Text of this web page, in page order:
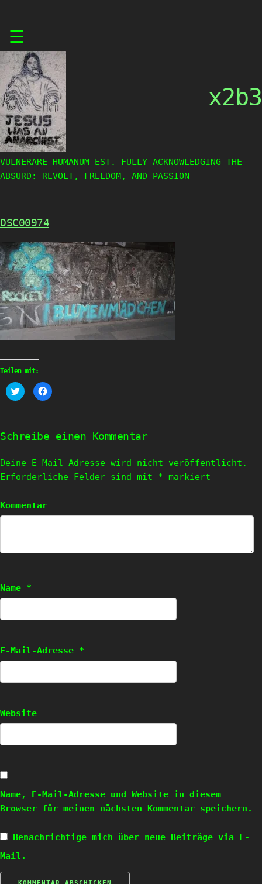
content
☰
x2b3
VULNERARE HUMANUM EST. FULLY ACKNOWLEDGING THE
ABSURD: REVOLT, FREEDOM, AND PASSION
DSC00974
Teilen mit:
Klick,
um
(Wird
in
geöffnet)
Klick,
um
(Wird
in
geöffnet)
Schreibe einen Kommentar
Deine E-Mail-Adresse wird nicht veröffentlicht.
Erforderliche Felder sind mit * markiert
Kommentar
Name *
E-Mail-Adresse *
Website
Name, E-Mail-Adresse und Website in diesem
Browser für meinen nächsten Kommentar speichern.
Benachrichtige mich über neue Beiträge via E-
Mail.